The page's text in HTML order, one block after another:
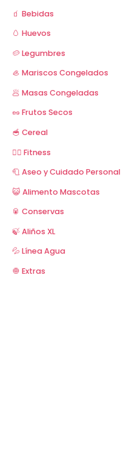
🧃 Bebidas
🥚 Huevos
🥔 Legumbres
🦪 Mariscos Congelados
🥟 Masas Congeladas
🥜 Frutos Secos
🥣 Cereal
🏋️‍♂️ Fitness
🧻 Aseo y Cuidado Personal
😺 Alimento Mascotas
🥫 Conservas
🍃 Aliños XL
💦 Línea Agua
🧅 Extras